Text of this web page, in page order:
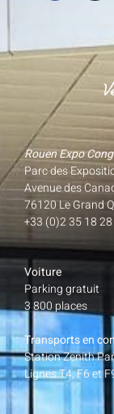
Rouen Expo
Parc des
Avenue des
76120 Le Grand
+33 (0)2 35 18
Voiture
Parking gratuit
3 800 places
Transports en
Station Zenith
Lignes T4, F6 et